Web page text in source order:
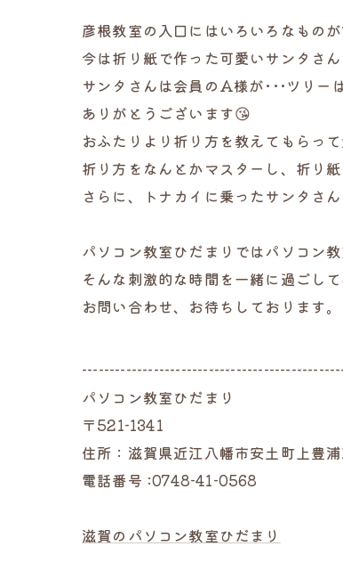
彦根教室の入口にはいろいろなもの
今は折り紙で作った可愛いサンタさ
サンタさんは会員のA様が･･･ツリ
ありがとうございます😘
おふたりより折り方を教えてもらっ
折り方をなんとかマスターし、折り
さらに、トナカイに乗ったサンタさ
パソコン教室ひだまりではパソコン
そんな刺激的な時間を一緒に過ごして
お問い合わせ、お待ちしております。
パソコン教室ひだまり
〒521-1341
住所：滋賀県近江八幡市安土町上豊
電話番号 :0748-41-0568
滋賀のパソコン教室ひだまり